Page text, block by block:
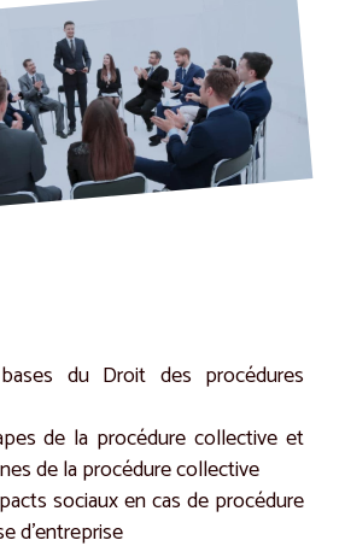
du Droit des procédures
de la procédure collective et
de la procédure collective
sociaux en cas de procédure
d’entreprise